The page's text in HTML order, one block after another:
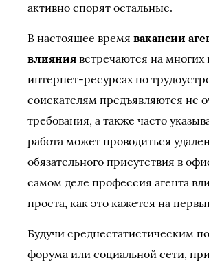
активно спорят остальные.
В настоящее время вакансии
влияния встречаются на
интернет-ресурсах по
соискателям предъявляются не
требования, а также часто
работа может проводиться
обязательного присутствия в
самом деле профессия агента
проста, как это кажется на
Будучи среднестатистическим
форума или социальной сети,